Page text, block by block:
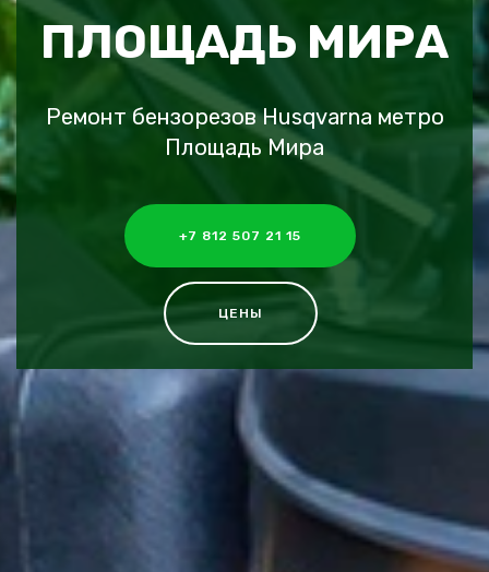
ПЛОЩАДЬ МИРА
Ремонт бензорезов Husqvarna метро
Площадь Мира
+7 812 507 21 15
ЦЕНЫ